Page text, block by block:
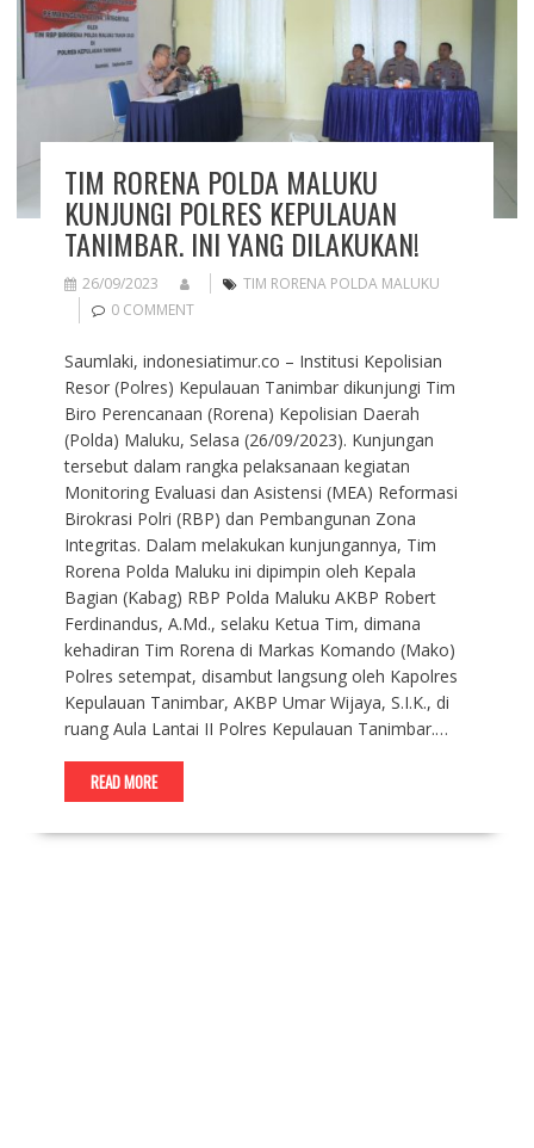
TIM RORENA POLDA MALUKU
KUNJUNGI POLRES KEPULAUAN
TANIMBAR. INI YANG DILAKUKAN!
26/09/2023
TIM RORENA POLDA MALUKU
0 COMMENT
Saumlaki, indonesiatimur.co – Institusi Kepolisian
Resor (Polres) Kepulauan Tanimbar dikunjungi Tim
Biro Perencanaan (Rorena) Kepolisian Daerah
(Polda) Maluku, Selasa (26/09/2023). Kunjungan
tersebut dalam rangka pelaksanaan kegiatan
Monitoring Evaluasi dan Asistensi (MEA) Reformasi
Birokrasi Polri (RBP) dan Pembangunan Zona
Integritas. Dalam melakukan kunjungannya, Tim
Rorena Polda Maluku ini dipimpin oleh Kepala
Bagian (Kabag) RBP Polda Maluku AKBP Robert
Ferdinandus, A.Md., selaku Ketua Tim, dimana
kehadiran Tim Rorena di Markas Komando (Mako)
Polres setempat, disambut langsung oleh Kapolres
Kepulauan Tanimbar, AKBP Umar Wijaya, S.I.K., di
ruang Aula Lantai II Polres Kepulauan Tanimbar.…
READ MORE